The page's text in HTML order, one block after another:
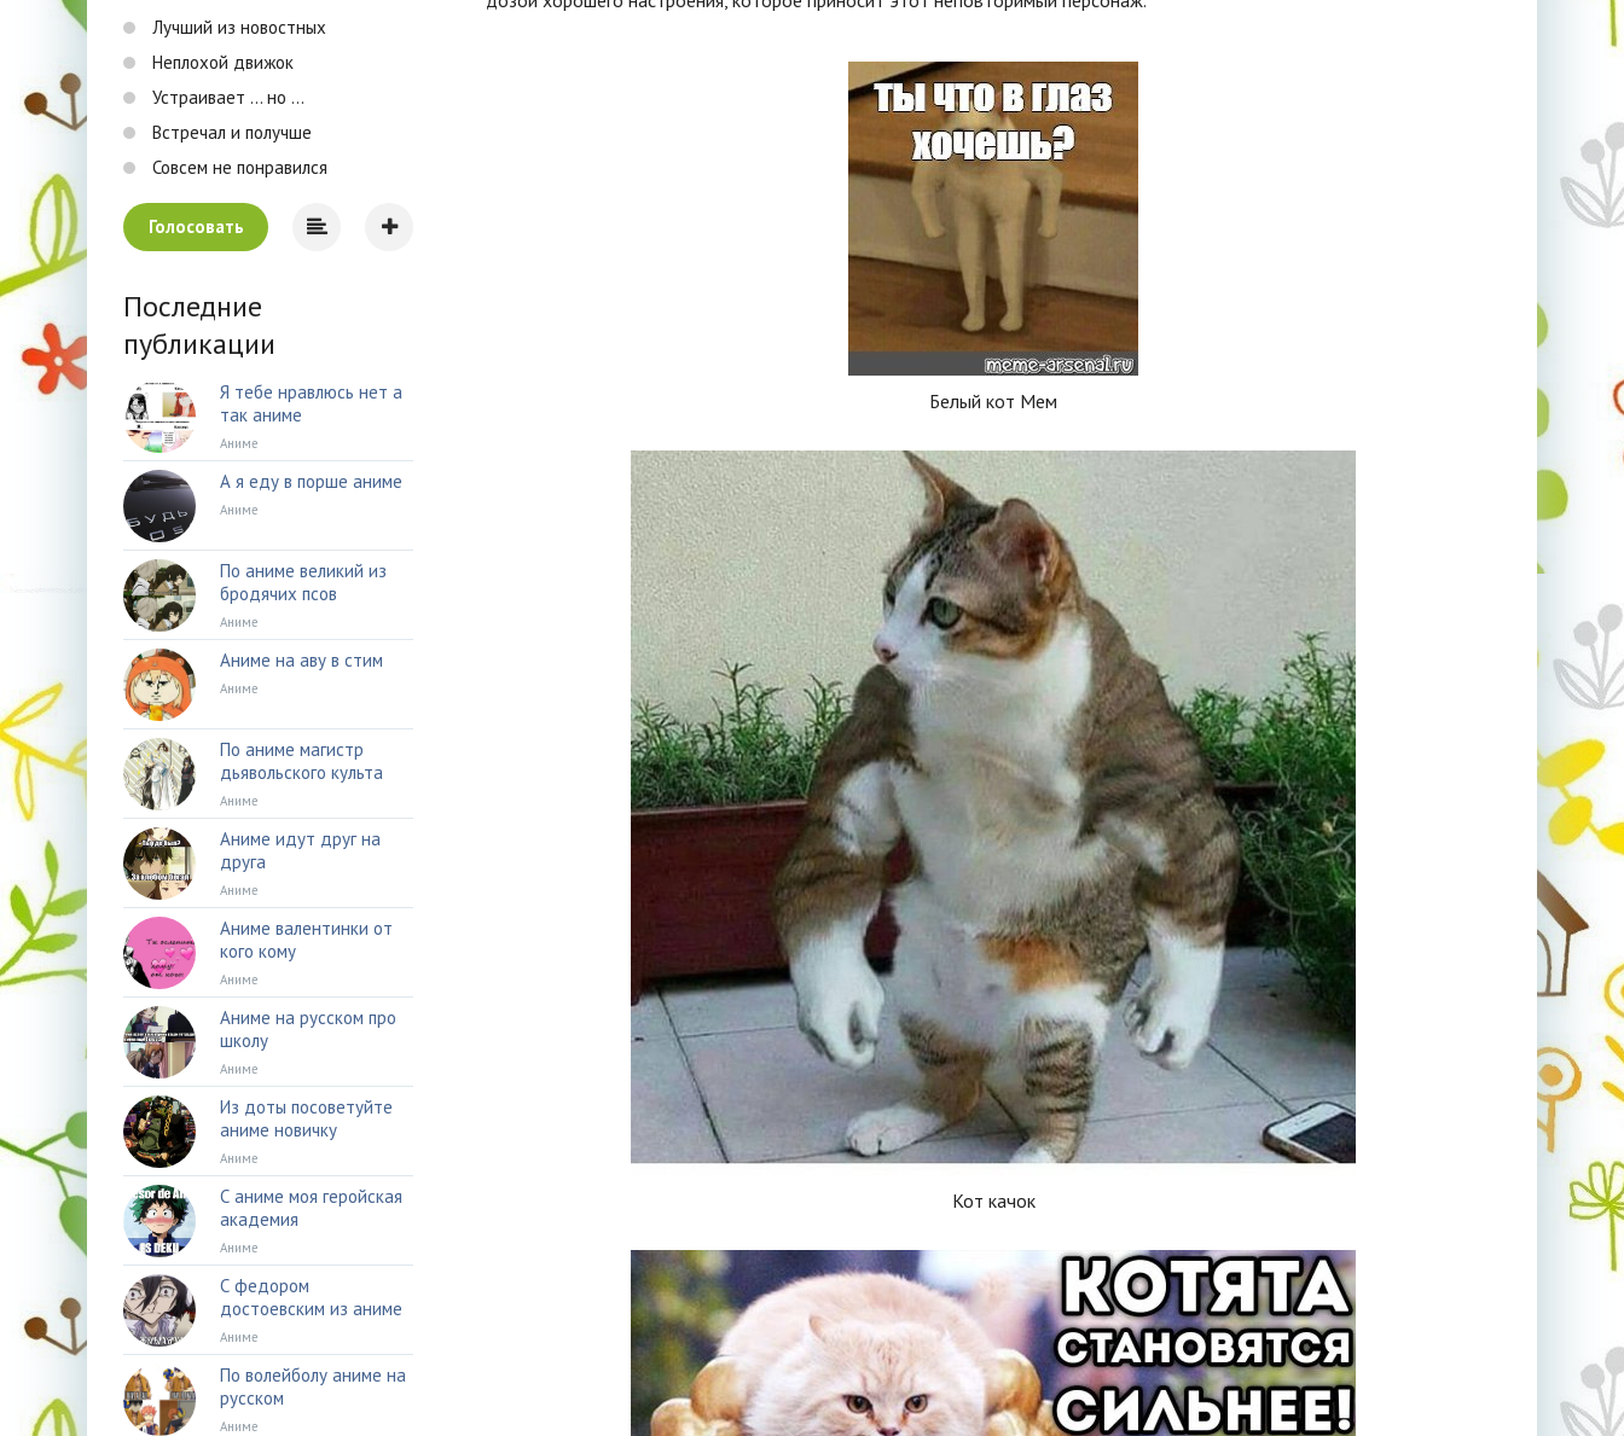
Белый кот Мем
Кот качок
Лучший из новостных
Неплохой движок
Устраивает ... но ...
Встречал и получше
Совсем не понравился
Голосовать
Последние
публикации
Я тебе нравлюсь нет а
так аниме
Аниме
А я еду в порше аниме
Аниме
По аниме великий из
бродячих псов
Аниме
Аниме на аву в стим
Аниме
По аниме магистр
дьявольского культа
Аниме
Аниме идут друг на
друга
Аниме
Аниме валентинки от
кого кому
Аниме
Аниме на русском про
школу
Аниме
Из доты посоветуйте
аниме новичку
Аниме
С аниме моя геройская
академия
Аниме
С федором
достоевским из аниме
Аниме
По волейболу аниме на
русском
Аниме